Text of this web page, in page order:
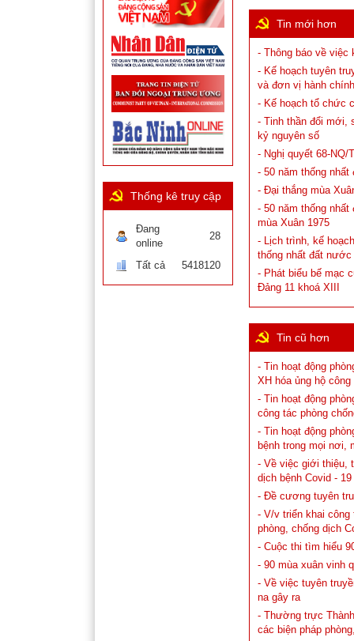
Tin mới hơn
- Thông báo về việc
- Kế hoạch tuyên
và đơn vị hành chính
- Kế hoạch tổ chức
- Tinh thần đổi mới,
kỷ nguyên số
- Nghị quyết 68-NQ/
- 50 năm thống
- Đại thắng mùa
- 50 năm thống
mùa Xuân 1975
- Lịch trình, kế
thống nhất đất nước
- Phát biểu bế mạc
Đảng 11 khoá XIII
Tin cũ hơn
- Tin hoạt động
XH hóa ủng hộ
- Tin hoạt động
công tác phòng
- Tin hoạt động
bệnh trong mọi nơi,
- Về việc giới thiệu,
dịch bệnh Covid - 19
- Đề cương tuyên
- V/v triển khai
phòng, chống dịch
- Cuộc thi tìm hiểu
- 90 mùa xuân vinh
- Về việc tuyên
na gây ra
- Thường trực
các biện pháp
Thống kê truy cập
Đang
online
28
Tất cả 5418120